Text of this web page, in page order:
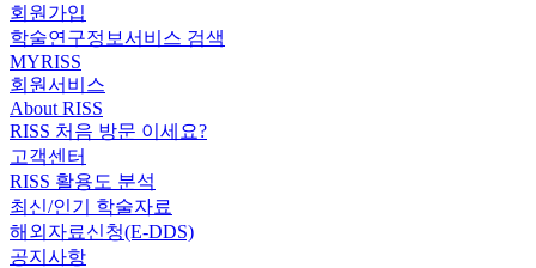
회원가입
학술연구정보서비스 검색
MYRISS
회원서비스
About RISS
RISS 처음 방문 이세요?
고객센터
RISS 활용도 분석
최신/인기 학술자료
해외자료신청(E-DDS)
공지사항